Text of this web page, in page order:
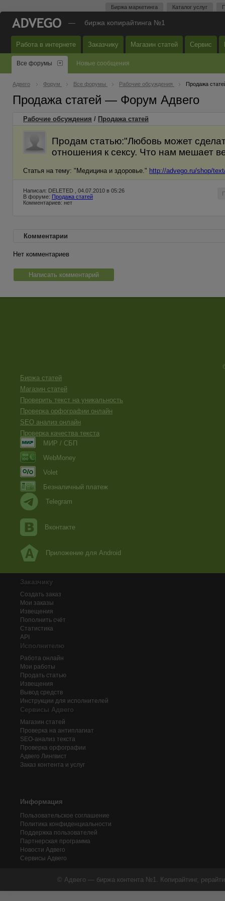
Биржа маркетинга Каталог услуг
— биржа копирайтинга №1
Работа в интернете Заказчику Магазин статей Сервис
Все форумы Новые сообщения
Адвего Форум Все форумы Рабочие обсуждения Продажа
Продажа статей — Форум Адвего
Рабочие обсуждения / Продажа статей
Продам статью:"Любовь может
отношения к сексу. Что нам мешает
Статья на тему: "Медицина и здоровье." http://advego.ru/shop/
Написал: DELETED , 04.07.2010 в 05:26
В форуме: Продажа статей
Комментариев: нет
Комментарии
Нет комментариев
Написать комментарий
Биржа статей
Магазин статей
Проверить текст на уникальность
Проверка орфографии онлайн
SEO анализ онлайн
Проверка качества текста
МИР / СБП
WebMoney
Volet
Безналичный платеж
Telegram
Вконтакте
Приложение для Android
Заказчику
Создать заказ
Мои заказы
Извещения
Пополнить счёт
Статистика
API
Исполнителю
Работа онлайн
Мои работы
Продать статью
Извещения
Вывод средств
Инструкции для исполнителей
Сервисы Адвего
Магазин статей
Проверка на антиплагиат
SEO-анализ текста
Проверка орфографии
Адвего Лингвист
Заказ контента и услуг
Информация
Пользовательское соглашение
Политика конфиденциальности
Поддержка пользователей
Партнерская программа
Новости Адвего
Сервисы Адвего
© Адвего — биржа контента №1. Копирайтинг,